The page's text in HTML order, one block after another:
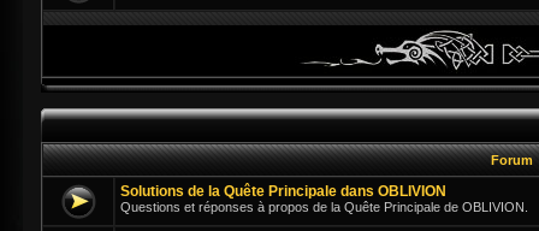
Forum
Solutions de la Quête Principale dans OBLIVION
Questions et réponses à propos de la Quête Principale de OBLIVION.